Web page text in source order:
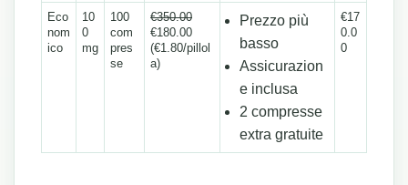
Eco
nom
ico
10
0
mg
100
com
pres
se
€350.00
€180.00
(€1.80/pillol
a)
Prezzo più
basso
Assicurazion
e inclusa
2 compresse
extra gratuite
€17
0.0
0